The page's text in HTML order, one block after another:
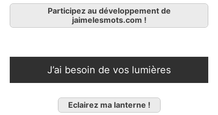
Participez au développement de
jaimelesmots.com !
J’ai besoin de vos lumières
Eclairez ma lanterne !